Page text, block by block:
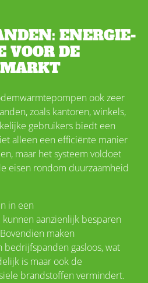
ENERGIE-
VOOR DE
ook zeer
zoals kantoren, winkels,
gebruikers biedt een
alleen een efficiënte manier
maar het systeem voldoet
eisen rondom duurzaamheid
in een
aanzienlijk besparen
maken
gasloos, wat
is maar ook de
brandstoffen vermindert.